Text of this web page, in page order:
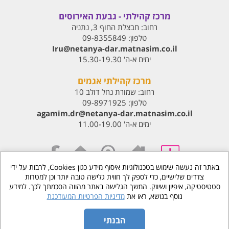
מרכז קהילתי - גבעת האירוסים
רחוב: חבצלת החוף 3, נתניה
טלפון: 09-8355849
Iru@netanya-dar.matnasim.co.il‏
ימים א-ה' 15.30-19.30
מרכז קהילתי אגמים
רחוב: שמורת נחל דולב 10
טלפון: 09-8971925
agamim.dr@netanya-dar.matnasim.co.il‏
ימים א-ה' 11.00-19.00
www.matnasdn.co.il
© כל הזכויות שמורות
הסדרי נגישות
מדיניות פרטיות
באתר זה נעשה שימוש בטכנולוגיות איסוף מידע כגון Cookies, לרבות על ידי
צדדים שלישיים, כדי לספק לך חווית גלישה טובה יותר וכן למטרות
סטטיסטיקה, איפיון ושיווק. המשך הגלישה באתר מהווה הסכמתך לכך. למידע
נוסף בנושא, ראו אתמדיניות הפרטיות המעודכנת
הבנתי